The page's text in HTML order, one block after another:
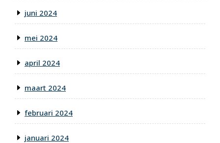
juni 2024
mei 2024
april 2024
maart 2024
februari 2024
januari 2024